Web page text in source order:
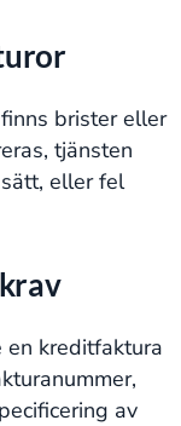
brister eller
tjänsten
eller fel
kreditfaktura
av